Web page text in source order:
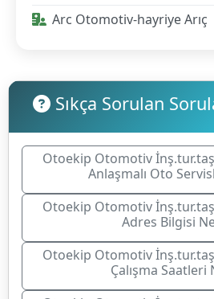
Arc Otomotiv-hayriye Arıç
Sıkça Sorulan
Otoekip Otomotiv
Anlaşmalı Oto
Otoekip Otomotiv
Adres Bilgisi
Otoekip Otomotiv
Çalışma Saatleri